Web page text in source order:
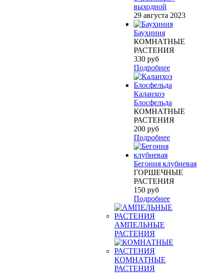
выходной
29 августа 2023
Баухиния
КОМНАТНЫЕ
РАСТЕНИЯ
330 руб
Подробнее
Каланхоэ
Блосфельда
КОМНАТНЫЕ
РАСТЕНИЯ
200 руб
Подробнее
Бегония клубневая
ГОРШЕЧНЫЕ
РАСТЕНИЯ
150 руб
Подробнее
АМПЕЛЬНЫЕ
РАСТЕНИЯ
КОМНАТНЫЕ
РАСТЕНИЯ